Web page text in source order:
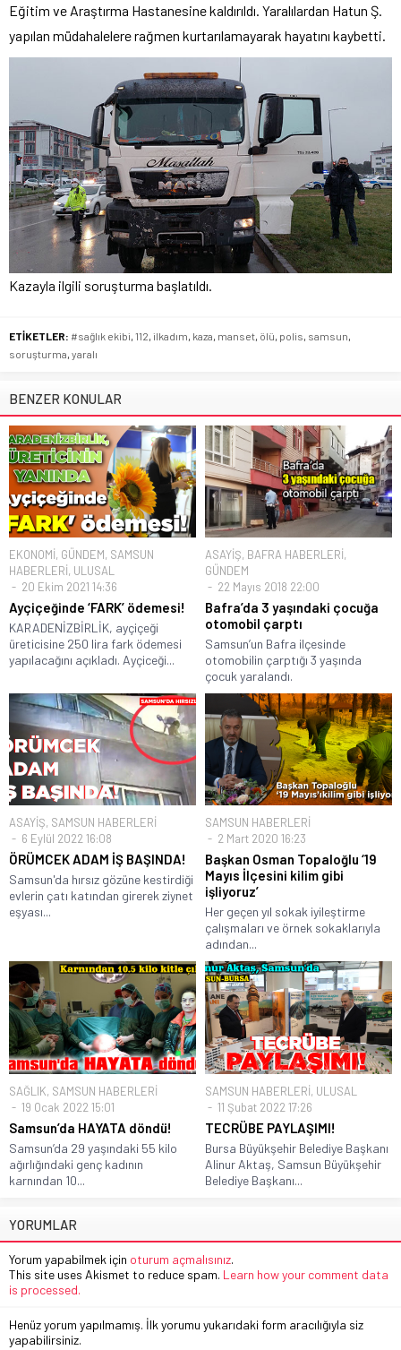
Eğitim ve Araştırma Hastanesine kaldırıldı. Yaralılardan Hatun Ş.
yapılan müdahalelere rağmen kurtarılamayarak hayatını kaybetti.
Kazayla ilgili soruşturma başlatıldı.
ETİKETLER: #sağlık ekibi 112 ilkadım kaza manset ölü polis samsun
soruşturma yaralı
BENZER KONULAR
EKONOMİ, GÜNDEM, SAMSUN
HABERLERİ, ULUSAL
20 Ekim 2021 14:36
Ayçiçeğinde ‘FARK’ ödemesi!
KARADENİZBİRLİK, ayçiçeği
üreticisine 250 lira fark ödemesi
yapılacağını açıkladı. Ayçiceği...
ASAYİŞ, BAFRA HABERLERİ,
GÜNDEM
22 Mayıs 2018 22:00
Bafra’da 3 yaşındaki çocuğa
otomobil çarptı
Samsun’un Bafra ilçesinde
otomobilin çarptığı 3 yaşında
çocuk yaralandı.
ASAYİŞ, SAMSUN HABERLERİ
6 Eylül 2022 16:08
ÖRÜMCEK ADAM İŞ BAŞINDA!
Samsun'da hırsız gözüne kestirdiği
evlerin çatı katından girerek ziynet
eşyası...
SAMSUN HABERLERİ
2 Mart 2020 16:23
Başkan Osman Topaloğlu ‘19
Mayıs İlçesini kilim gibi
işliyoruz’
Her geçen yıl sokak iyileştirme
çalışmaları ve örnek sokaklarıyla
adından...
SAĞLIK, SAMSUN HABERLERİ
19 Ocak 2022 15:01
Samsun’da HAYATA döndü!
Samsun’da 29 yaşındaki 55 kilo
ağırlığındaki genç kadının
karnından 10...
SAMSUN HABERLERİ, ULUSAL
11 Şubat 2022 17:26
TECRÜBE PAYLAŞIMI!
Bursa Büyükşehir Belediye Başkanı
Alinur Aktaş, Samsun Büyükşehir
Belediye Başkanı...
YORUMLAR
Yorum yapabilmek için oturum açmalısınız.
This site uses Akismet to reduce spam. Learn how your comment data
is processed.
Henüz yorum yapılmamış. İlk yorumu yukarıdaki form aracılığıyla siz
yapabilirsiniz.